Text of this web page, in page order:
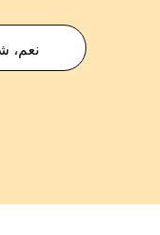
نعم،